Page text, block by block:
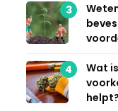
3
4
Wat
helpt?